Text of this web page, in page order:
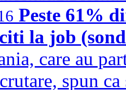
Peste 61%
la job
care au
spun